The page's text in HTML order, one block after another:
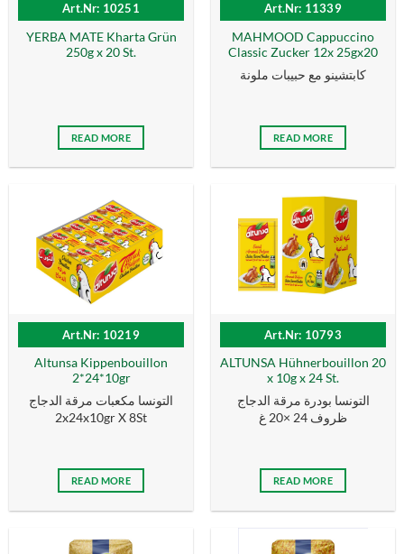
Art.Nr: 10251
YERBA MATE Kharta Grün
250g x 20 St.
READ MORE
Art.Nr: 11339
MAHMOOD Cappuccino
Classic Zucker 12x 25gx20
كابتشينو مع حبيبات ملونة
READ MORE
Art.Nr: 10219
Altunsa Kippenbouillon
2*24*10gr
التونسا مكعبات مرقة الدجاج
2x24x10gr X 8St
READ MORE
Art.Nr: 10793
ALTUNSA Hühnerbouillon 20
x 10g x 24 St.
التونسا بودرة مرقة الدجاج
ظروف 24 ×20 غ
READ MORE